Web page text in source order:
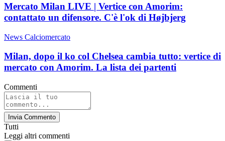
Mercato Milan LIVE | Vertice con Amorim:
contattato un difensore. C'è l'ok di Højbjerg
News Calciomercato
Milan, dopo il ko col Chelsea cambia tutto: vertice di
mercato con Amorim. La lista dei partenti
Commenti
Invia Commento
Tutti
Leggi altri commenti